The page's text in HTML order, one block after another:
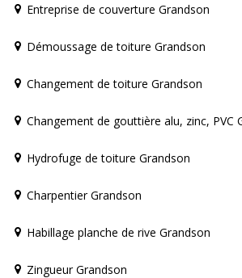
Entreprise de couverture Grandson
Démoussage de toiture Grandson
Changement de toiture Grandson
Changement de gouttière alu, zinc, PVC
Hydrofuge de toiture Grandson
Charpentier Grandson
Habillage planche de rive Grandson
Zingueur Grandson